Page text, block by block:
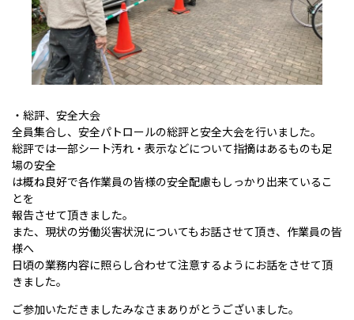
・総評、安全大会
全員集合し、安全パトロールの総評と安全大会を行いました。
総評では一部シート汚れ・表示などについて指摘はあるものも足
場の安全
は概ね良好で各作業員の皆様の安全配慮もしっかり出来ているこ
とを
報告させて頂きました。
また、現状の労働災害状況についてもお話させて頂き、作業員の皆
様へ
日頃の業務内容に照らし合わせて注意するようにお話をさせて頂
きました。
ご参加いただきましたみなさまありがとうございました。